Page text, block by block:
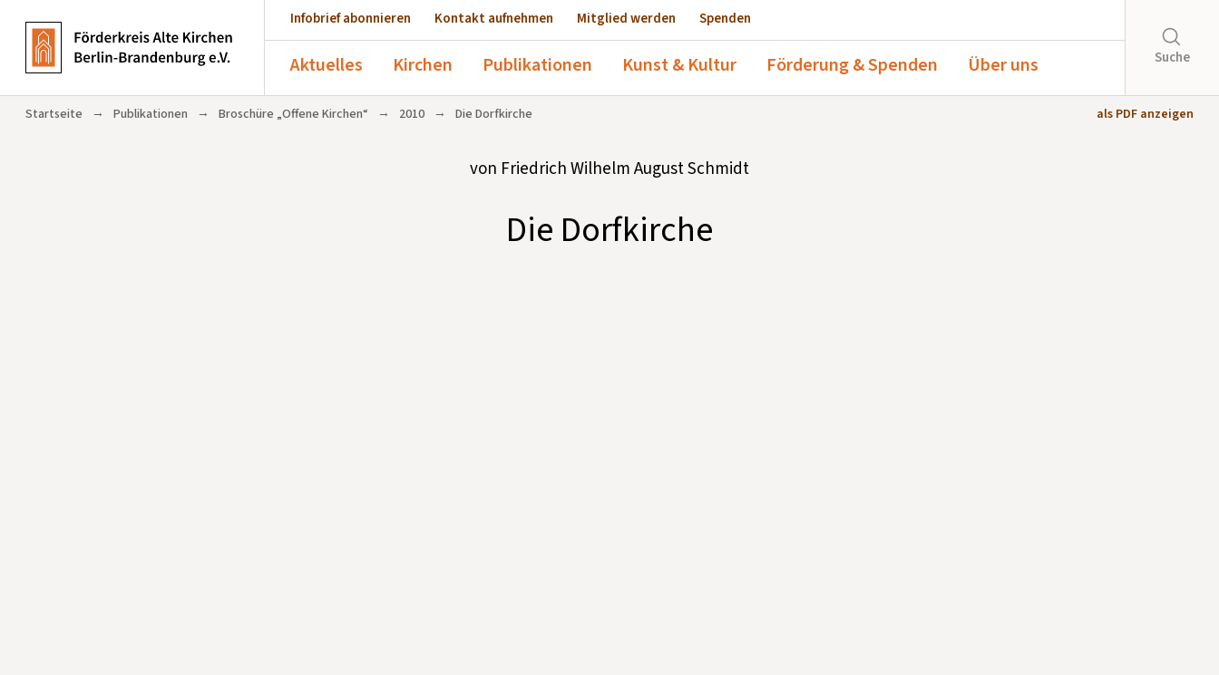
Infobrief abonnieren Kontakt aufnehmen Mitglied werden Spenden
Aktuelles Kirchen Publikationen Kunst & Kultur Förderung & Spenden Über uns Suche
als PDF anzeigen
Startseite → Publikationen → Broschüre „Offene Kirchen“ → 2010 → Die Dorfkirche
von Friedrich Wilhelm August Schmidt
Die Dorfkirche